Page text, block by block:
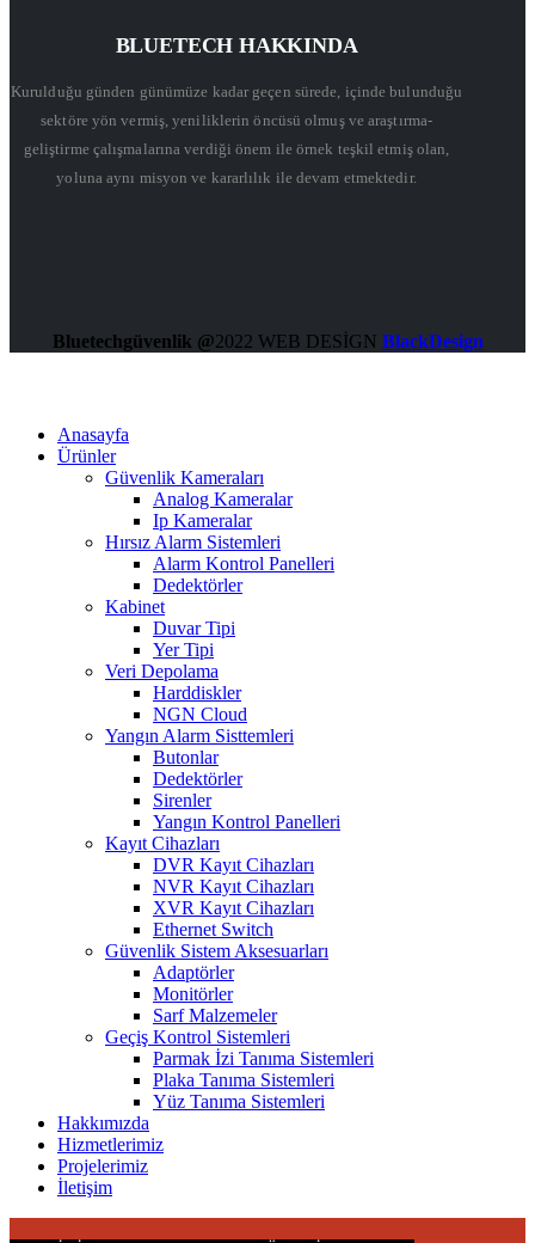
BLUETECH HAKKINDA
Kurulduğu günden günümüze kadar geçen sürede, içinde bulunduğu
sektöre yön vermiş, yeniliklerin öncüsü olmuş ve araştırma-
geliştirme çalışmalarına verdiği önem ile örnek teşkil etmiş olan,
yoluna aynı misyon ve kararlılık ile devam etmektedir.
Bluetechgüvenlik @2022 WEB DESİGN BlackDesign
Anasayfa
Ürünler
Güvenlik Kameraları
Analog Kameralar
Ip Kameralar
Hırsız Alarm Sistemleri
Alarm Kontrol Panelleri
Dedektörler
Kabinet
Duvar Tipi
Yer Tipi
Veri Depolama
Harddiskler
NGN Cloud
Yangın Alarm Sisttemleri
Butonlar
Dedektörler
Sirenler
Yangın Kontrol Panelleri
Kayıt Cihazları
DVR Kayıt Cihazları
NVR Kayıt Cihazları
XVR Kayıt Cihazları
Ethernet Switch
Güvenlik Sistem Aksesuarları
Adaptörler
Monitörler
Sarf Malzemeler
Geçiş Kontrol Sistemleri
Parmak İzi Tanıma Sistemleri
Plaka Tanıma Sistemleri
Yüz Tanıma Sistemleri
Hakkımızda
Hizmetlerimiz
Projelerimiz
İletişim